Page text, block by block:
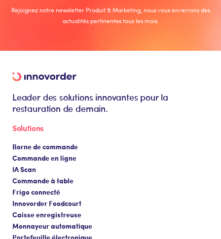
Rejoignez notre newsletter Produit & Marketing, nous vous enverrons des
actualités pertinentes tous les mois.
Leader des solutions innovantes pour la
restauration de demain.
Solutions
Borne de commande
Commande en ligne
IA Scan
Commande à table
Frigo connecté
Innovorder Foodcourt
Caisse enregistreuse
Monnayeur automatique
Portefeuille électronique